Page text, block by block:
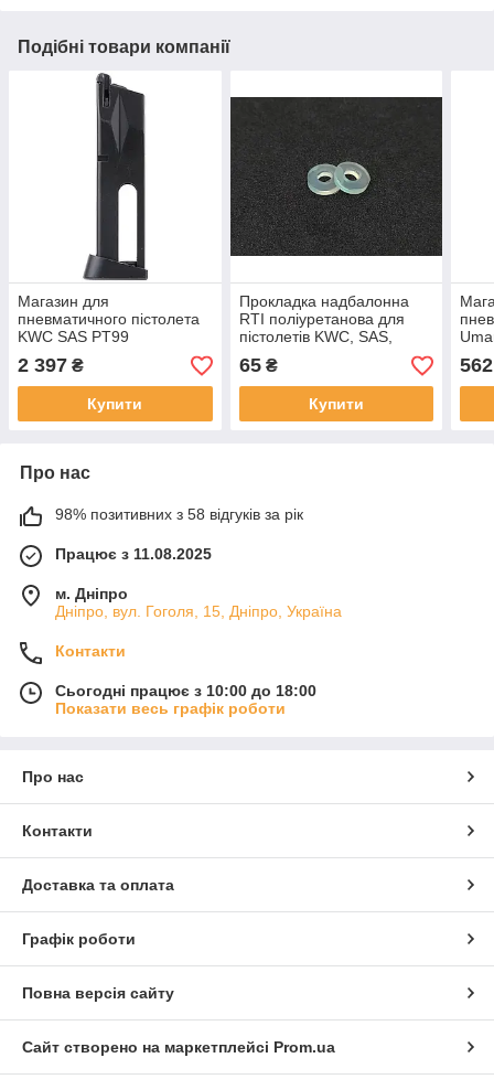
Подібні товари компанії
Магазин для
пневматичного пістолета
KWC SAS PT99
2 397 ₴
Купити
Прокладка надбалонна
RTI поліуретанова для
пістолетів KWC, SAS,
Baikal, Gletcher
65₴
Купити
562
Про нас
98% позитивних з 58 відгуків за рік
Працює з 11.08.2025
м. Дніпро
Дніпро, вул. Гоголя, 15, Дніпро, Україна
Контакти
Сьогодні працює з 10:00 до 18:00
Показати весь графік роботи
Про нас
Контакти
Доставка та оплата
Графік роботи
Повна версія сайту
Сайт створено на маркетплейсі Prom.ua